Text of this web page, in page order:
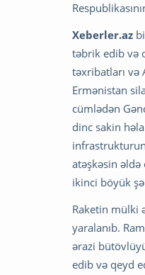
Xeberler.az
təbrik edib və
təxribatları və
Ermənistan
cümlədən
dinc sakin
atəşkəsin əldə
ikinci böyük
Raketin mülki
yaralanıb.
ərazi
edib və qeyd